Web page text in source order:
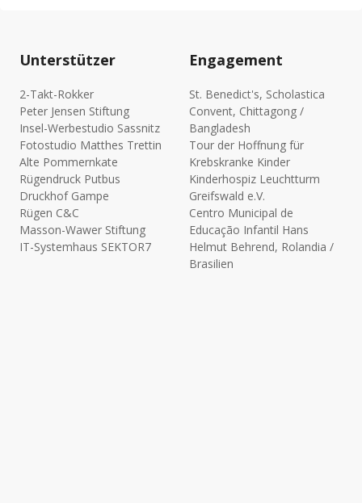
Unterstützer
2-Takt-Rokker
Peter Jensen Stiftung
Insel-Werbestudio Sassnitz
Fotostudio Matthes Trettin
Alte Pommernkate
Rügendruck Putbus
Druckhof Gampe
Rügen C&C
Masson-Wawer Stiftung
IT-Systemhaus SEKTOR7
Engagement
St. Benedict's, Scholastica
Convent, Chittagong /
Bangladesh
Tour der Hoffnung für
Krebskranke Kinder
Kinderhospiz Leuchtturm
Greifswald e.V.
Centro Municipal de
Educação Infantil Hans
Helmut Behrend, Rolandia /
Brasilien